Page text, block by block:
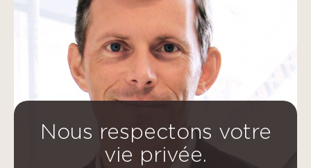
Nous respectons votre
vie privée.